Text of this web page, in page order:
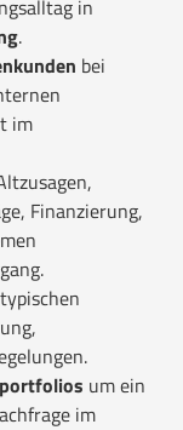
in
.
bei
im
Finanzierung,
um ein
im